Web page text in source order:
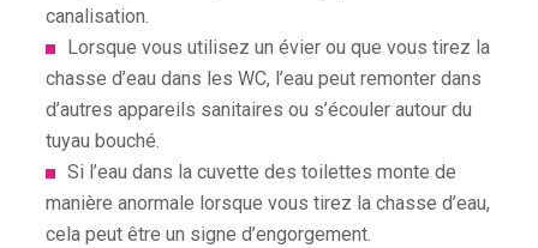
canalisation.
Lorsque vous utilisez un évier ou que vous tirez la
chasse d’eau dans les WC, l’eau peut remonter dans
d’autres appareils sanitaires ou s’écouler autour du
tuyau bouché.
Si l’eau dans la cuvette des toilettes monte de
manière anormale lorsque vous tirez la chasse d’eau,
cela peut être un signe d’engorgement.